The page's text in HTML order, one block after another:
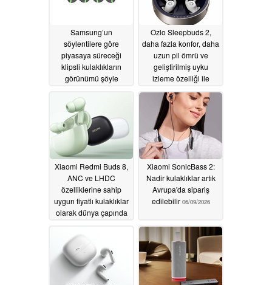
Samsung’un
söylentilere göre
piyasaya süreceği
klipsli kulaklıkların
görünümü şöyle
Ozlo Sleepbuds 2,
daha fazla konfor, daha
uzun pil ömrü ve
geliştirilmiş uyku
izleme özelliği ile
07/30/2026
Xiaomi Redmi Buds 8,
ANC ve LHDC
özelliklerine sahip
uygun fiyatlı kulaklıklar
olarak dünya çapında
06/21/2026
Xiaomi SonicBass 2:
Nadir kulaklıklar artık
Avrupa'da sipariş
edilebilir 06/09/2026